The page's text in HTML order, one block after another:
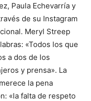
Paula Echevarría y
de su Instagram
Meryl Streep
«Todos los que
a dos de los
y prensa». La
la pena
«la falta de respeto